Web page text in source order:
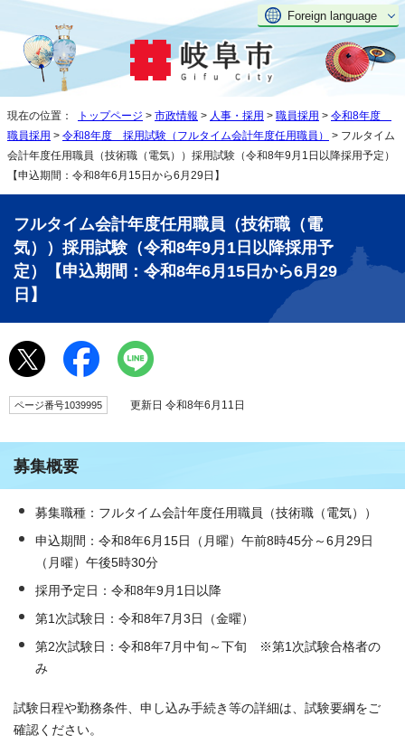
Foreign language
現在の位置： トップページ > 市政情報 > 人事・採用 > 職員採用 > 令和8年度
職員採用 > 令和8年度 採用試験（フルタイム会計年度任用職員）
> フルタイム
会計年度任用職員（技術職（電気））採用試験（令和8年9月1日以降採用予定）
【申込期間：令和8年6月15日から6月29日】
フルタイム会計年度任用職員（技術職（電
気））採用試験（令和8年9月1日以降採用予
定）【申込期間：令和8年6月15日から6月29
日】
ページ番号1039995 更新日 令和8年6月11日
募集概要
募集職種：フルタイム会計年度任用職員（技術職（電気））
申込期間：令和8年6月15日（月曜）午前8時45分～6月29日
（月曜）午後5時30分
採用予定日：令和8年9月1日以降
第1次試験日：令和8年7月3日（金曜）
第2次試験日：令和8年7月中旬～下旬 ※第1次試験合格者の
み
試験日程や勤務条件、申し込み手続き等の詳細は、試験要綱をご
確認ください。